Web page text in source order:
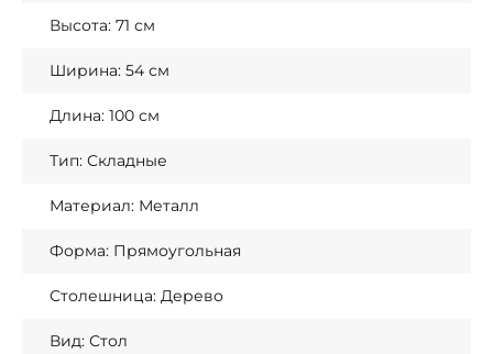
Высота: 71 см
Ширина: 54 см
Длина: 100 см
Тип: Складные
Материал: Металл
Форма: Прямоугольная
Столешница: Дерево
Вид: Стол